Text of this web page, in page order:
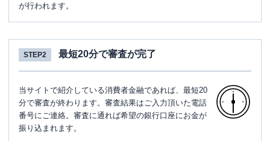
が行われます。
STEP2 最短20分で審査が完了
当サイトで紹介している消費者金融であれば、最短20
分で審査が終わります。審査結果はご入力頂いた電話
番号にご連絡。審査に通れば希望の銀行口座にお金が
振り込まれます。